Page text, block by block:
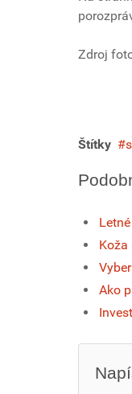
Zdroj
Štítky
Ako